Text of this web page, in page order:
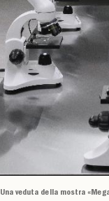
Una veduta della mostra